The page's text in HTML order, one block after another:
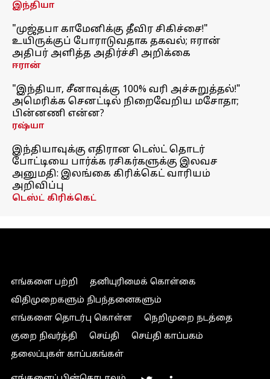
இந்தியா
"முஜ்தபா காமேனிக்கு தீவிர சிகிச்சை!"
உயிருக்குப் போராடுவதாக தகவல்; ஈரான்
அதிபர் அளித்த அதிர்ச்சி அறிக்கை
ஈரான்
"இந்தியா, சீனாவுக்கு 100% வரி அச்சுறுத்தல்!"
அமெரிக்க செனட்டில் நிறைவேறிய மசோதா;
பின்னணி என்ன?
ரஷ்யா
இந்தியாவுக்கு எதிரான டெஸ்ட் தொடர்
போட்டியை பார்க்க ரசிகர்களுக்கு இலவச
அனுமதி: இலங்கை கிரிக்கெட் வாரியம்
அறிவிப்பு
டெஸ்ட் கிரிக்கெட்
எங்களை பற்றி
தனியுரிமைக் கொள்கை
விதிமுறைகளும் நிபந்தனைகளும்
எங்களை தொடர்பு கொள்ள
நெறிமுறை நடத்தை
குறை நிவர்த்தி
செய்தி
செய்தி காப்பகம்
தலைப்புகள் காப்பகங்கள்